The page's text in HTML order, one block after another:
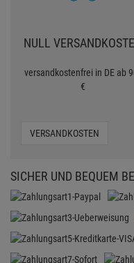
NULL
versandkostenfrei in DE ab
€
VERSANDKOSTEN
SICHER UND BEQUEM